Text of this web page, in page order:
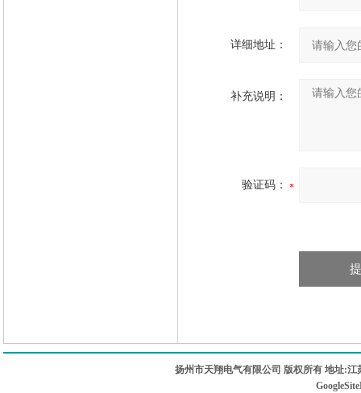
详细地址：
补充说明：
验证码：
扬州市天翔电气有限公司 版权所有 地址: